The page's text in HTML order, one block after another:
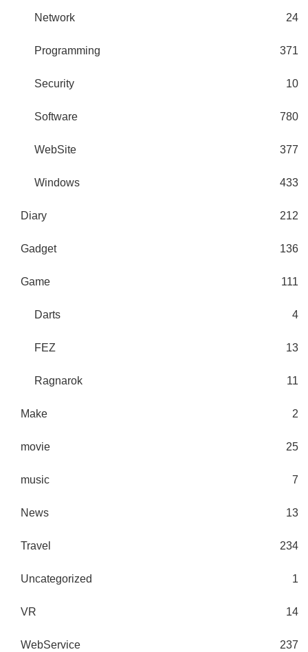
Network 24
Programming 371
Security 10
Software 780
WebSite 377
Windows 433
Diary 212
Gadget 136
Game 111
Darts 4
FEZ 13
Ragnarok 11
Make 2
movie 25
music 7
News 13
Travel 234
Uncategorized 1
VR 14
WebService 237